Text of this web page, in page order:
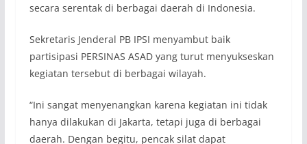
secara serentak di berbagai daerah di Indonesia.
Sekretaris Jenderal PB IPSI menyambut baik
partisipasi PERSINAS ASAD yang turut menyukseskan
kegiatan tersebut di berbagai wilayah.
“Ini sangat menyenangkan karena kegiatan ini tidak
hanya dilakukan di Jakarta, tetapi juga di berbagai
daerah. Dengan begitu, pencak silat dapat